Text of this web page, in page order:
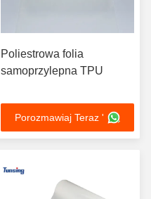
Poliestrowa folia
samoprzylepna TPU
Porozmawiaj Teraz '